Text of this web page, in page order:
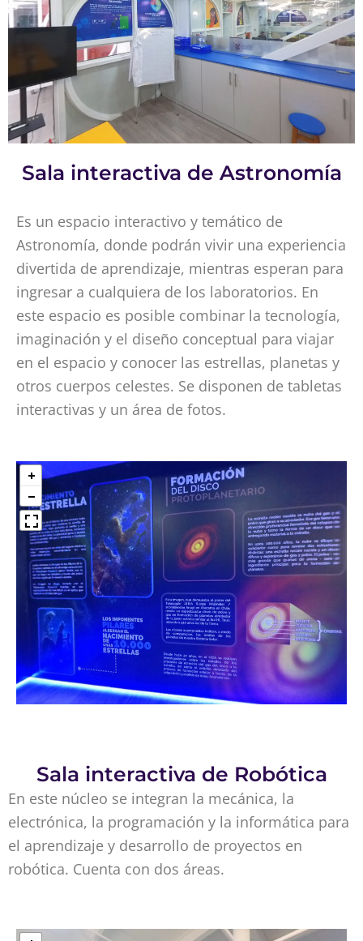
Sala interactiva de Astronomía
Es un espacio interactivo y temático de
Astronomía, donde podrán vivir una experiencia
divertida de aprendizaje, mientras esperan para
ingresar a cualquiera de los laboratorios. En
este espacio es posible combinar la tecnología,
imaginación y el diseño conceptual para viajar
en el espacio y conocer las estrellas, planetas y
otros cuerpos celestes. Se disponen de tabletas
interactivas y un área de fotos.
Sala interactiva de Robótica
En este núcleo se integran la mecánica, la
electrónica, la programación y la informática para
el aprendizaje y desarrollo de proyectos en
robótica. Cuenta con dos áreas.